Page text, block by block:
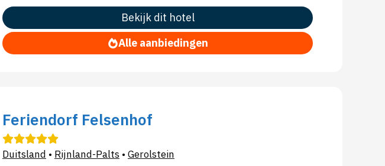
Bekijk dit hotel
Alle aanbiedingen
Feriendorf Felsenhof
Duitsland • Rijnland-Palts • Gerolstein